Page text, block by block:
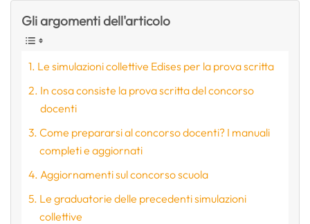
Gli argomenti dell'articolo
Le simulazioni collettive Edises per la prova scritta
In cosa consiste la prova scritta del concorso
docenti
Come prepararsi al concorso docenti? I manuali
completi e aggiornati
Aggiornamenti sul concorso scuola
Le graduatorie delle precedenti simulazioni
collettive